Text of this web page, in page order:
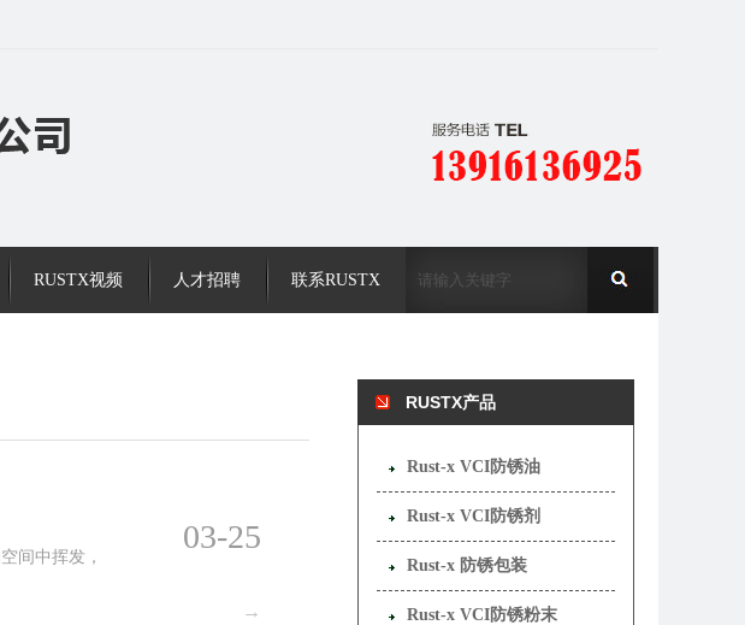
RUSTX视频 人才招聘 联系RUSTX
间中挥发，
03-25
→
RUSTX产品
Rust-x VCI防锈油
Rust-x VCI防锈剂
Rust-x 防锈包装
Rust-x VCI防锈粉末